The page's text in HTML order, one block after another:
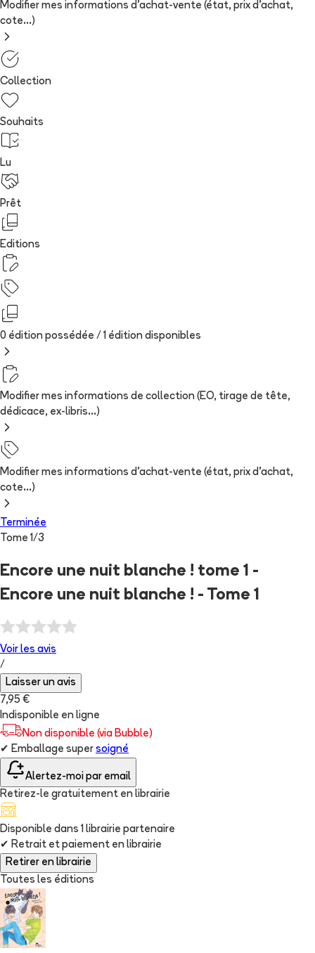
Modifier mes informations d'achat-vente (état, prix d'achat,
cote...)
Collection
Souhaits
Lu
Prêt
Editions
0 édition possédée / 1 édition disponibles
Modifier mes informations de collection (EO, tirage de tête,
dédicace, ex-libris...)
Modifier mes informations d'achat-vente (état, prix d'achat,
cote...)
Terminée
Tome 1/3
Encore une nuit blanche ! tome 1 -
Encore une nuit blanche ! - Tome 1
Voir les avis
/
Laisser un avis
7,95 €
Indisponible en ligne
Non disponible (via Bubble)
✔ Emballage super soigné
Alertez-moi par email
Retirez-le gratuitement en librairie
Disponible dans 1 librairie partenaire
✔ Retrait et paiement en librairie
Retirer en librairie
Toutes les éditions